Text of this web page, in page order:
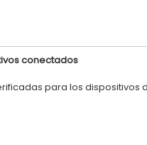
conectados
para los dispositivos